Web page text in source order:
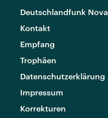
Deutschlandfunk Nova
Kontakt
Empfang
Trophäen
Datenschutzerklärung
Impressum
Korrekturen